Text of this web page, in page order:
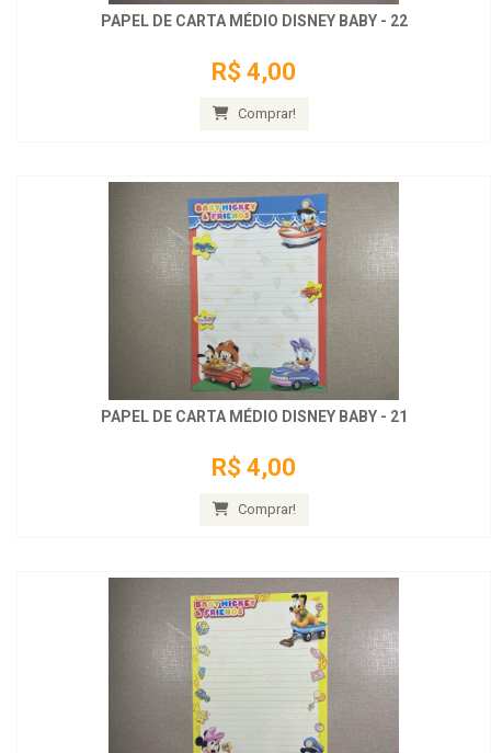
PAPEL DE CARTA MÉDIO DISNEY BABY - 22
R$ 4,00
Comprar!
PAPEL DE CARTA MÉDIO DISNEY BABY - 21
R$ 4,00
Comprar!